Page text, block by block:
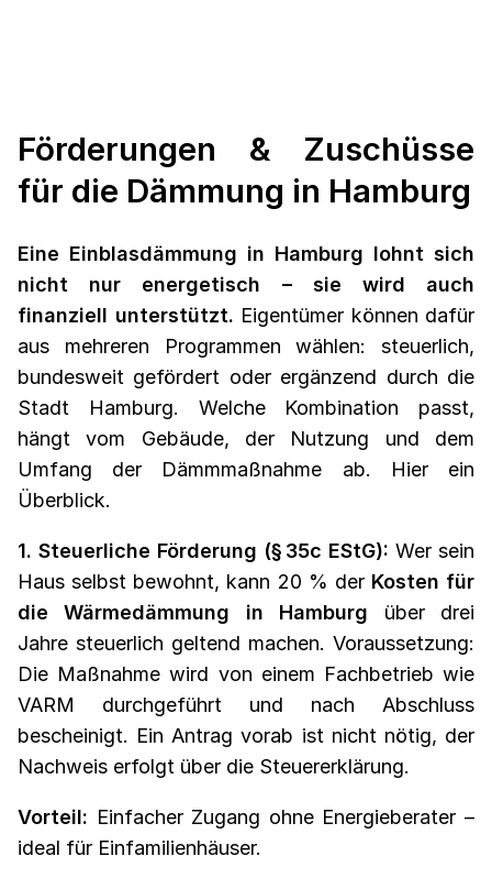
Förderungen & Zuschüsse
für die Dämmung in Hamburg
Eine Einblasdämmung in Hamburg lohnt sich
nicht nur energetisch – sie wird auch
finanziell unterstützt. Eigentümer können dafür
aus mehreren Programmen wählen: steuerlich,
bundesweit gefördert oder ergänzend durch die
Stadt Hamburg. Welche Kombination passt,
hängt vom Gebäude, der Nutzung und dem
Umfang der Dämmmaßnahme ab. Hier ein
Überblick.
1. Steuerliche Förderung (§ 35c EStG): Wer sein
Haus selbst bewohnt, kann 20 % der Kosten für
die Wärmedämmung in Hamburg über drei
Jahre steuerlich geltend machen. Voraussetzung:
Die Maßnahme wird von einem Fachbetrieb wie
VARM durchgeführt und nach Abschluss
bescheinigt. Ein Antrag vorab ist nicht nötig, der
Nachweis erfolgt über die Steuererklärung.
Vorteil: Einfacher Zugang ohne Energieberater –
ideal für Einfamilienhäuser.